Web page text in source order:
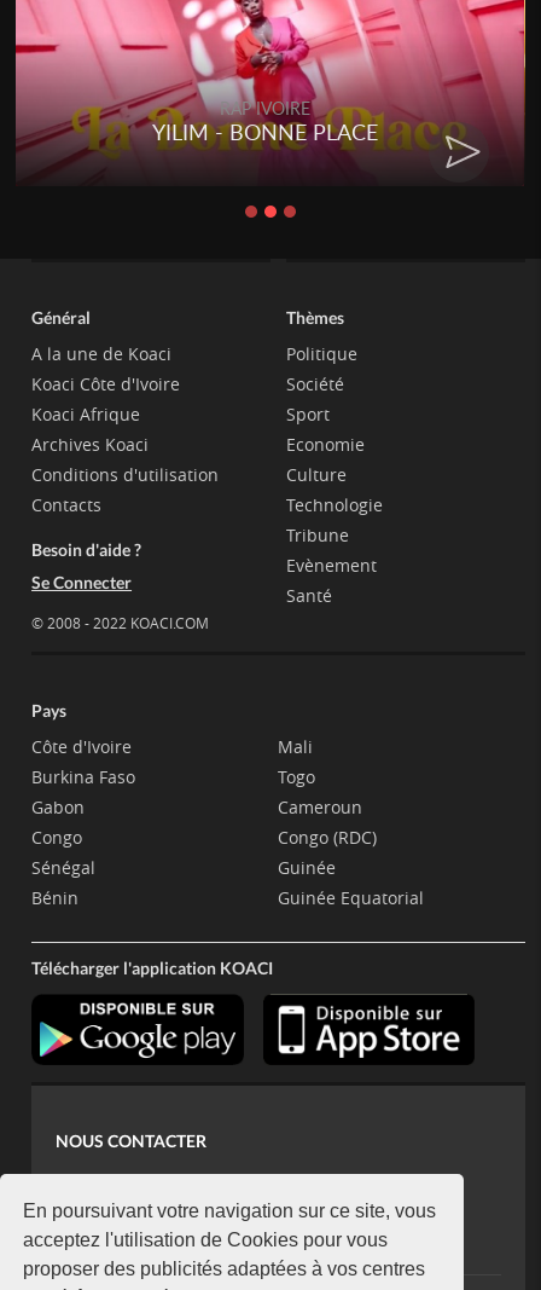
En poursuivant votre navigation sur ce site, vous
acceptez l'utilisation de Cookies pour vous
proposer des publicités adaptées à vos centres
RAP IVOIRE
YILIM - BONNE PLACE
Général
A la une de Koaci
Koaci Côte d'Ivoire
Koaci Afrique
Archives Koaci
Conditions d'utilisation
Contacts
Besoin d'aide ?
Se Connecter
© 2008 - 2022 KOACI.COM
Thèmes
Politique
Société
Sport
Economie
Culture
Technologie
Tribune
Evènement
Santé
Pays
Côte d'Ivoire
Burkina Faso
Gabon
Congo
Sénégal
Bénin
Mali
Togo
Cameroun
Congo (RDC)
Guinée
Guinée Equatorial
Télécharger l'application KOACI
NOUS CONTACTER
koaci@yahoo.fr
+225 07 08 85 52 93